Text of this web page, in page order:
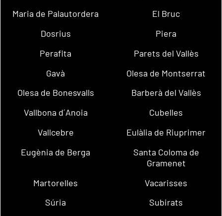
Maria de Palautordera
El Bruc
Dosrius
Piera
Perafita
Parets del Vallès
Gavà
Olesa de Montserrat
Olesa de Bonesvalls
Barberà del Vallès
Vallbona d´Anoia
Cubelles
Vallcebre
Eulàlia de Riuprimer
Eugènia de Berga
Santa Coloma de
Gramenet
Martorelles
Vacarisses
Súria
Subirats